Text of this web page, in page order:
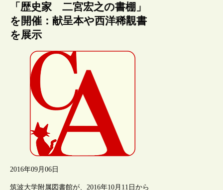
「歴史家 二宮宏之の書棚」
を開催：献呈本や西洋稀覯書
を展示
2016年09月06日
筑波大学附属図書館が、2016年10月11日から